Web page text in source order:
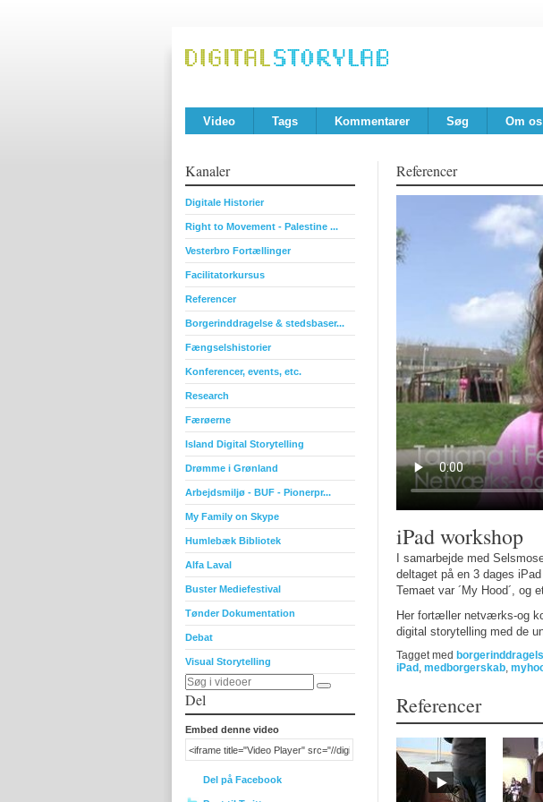
Video Tags Kommentarer Søg Om os
Kanaler
Digitale Historier
Right to Movement - Palestine ...
Vesterbro Fortællinger
Facilitatorkursus
Referencer
Borgerinddragelse & stedsbaser...
Fængselshistorier
Konferencer, events, etc.
Research
Færøerne
Island Digital Storytelling
Drømme i Grønland
Arbejdsmiljø - BUF - Pionerpr...
My Family on Skype
Humlebæk Bibliotek
Alfa Laval
Buster Mediefestival
Tønder Dokumentation
Debat
Visual Storytelling
Del
Embed denne video
Del på Facebook
Referencer
iPad workshop
I samarbejde med
deltaget på en 3 dages
Temaet var ´My Hood´, og
Her fortæller netværks-og
digital storytelling med de
Tagget med
iPad , medborgerskab,
Referencer